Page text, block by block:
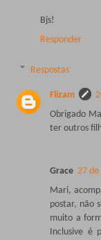
Bjs!
Responder
Respostas
Flizam
Obrigado
ter outros
Grace 27 de
Mari,
postar, não
muito a
Inclusive é